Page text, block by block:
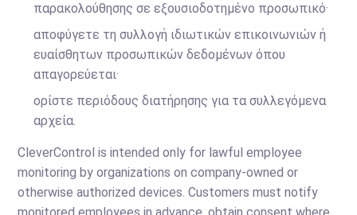
παρακολούθησης σε εξουσιοδοτημένο προσωπικό·
αποφύγετε τη συλλογή ιδιωτικών επικοινωνιών ή
ευαίσθητων προσωπικών δεδομένων όπου
απαγορεύεται·
ορίστε περιόδους διατήρησης για τα συλλεγόμενα
αρχεία.
CleverControl is intended only for lawful employee
monitoring by organizations on company-owned or
otherwise authorized devices. Customers must notify